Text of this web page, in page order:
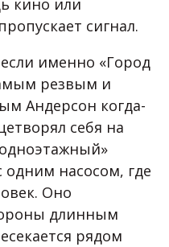
кино или
сигнал.
именно «Город
резвым и
Андерсон когда-
себя на
одним насосом, где
Оно
длинным
рядом